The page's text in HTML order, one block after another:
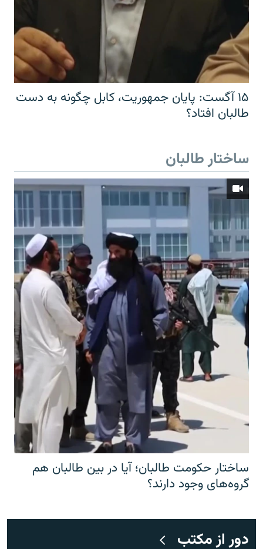
۱۵ آگست: پایان جمهوریت، کابل چگونه به دست
طالبان افتاد؟
ساختار طالبان
ساختار حکومت طالبان؛ آیا در بین طالبان هم
گروه‌های وجود دارند؟
دور از مکتب